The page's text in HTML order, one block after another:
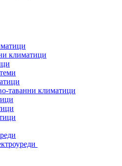
климатици
таванни климатици